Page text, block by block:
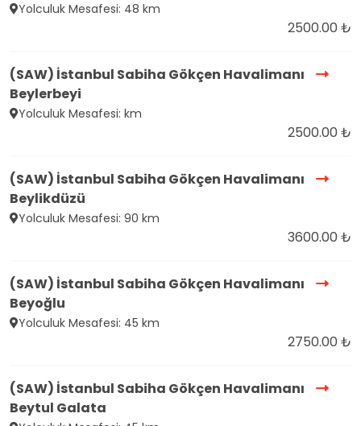
Yolculuk Mesafesi: 48 km
2500.00 ₺
(SAW) İstanbul Sabiha Gökçen Havalimanı
Beylerbeyi
Yolculuk Mesafesi: km
2500.00 ₺
(SAW) İstanbul Sabiha Gökçen Havalimanı
Beylikdüzü
Yolculuk Mesafesi: 90 km
3600.00 ₺
(SAW) İstanbul Sabiha Gökçen Havalimanı
Beyoğlu
Yolculuk Mesafesi: 45 km
2750.00 ₺
(SAW) İstanbul Sabiha Gökçen Havalimanı
Beytul Galata